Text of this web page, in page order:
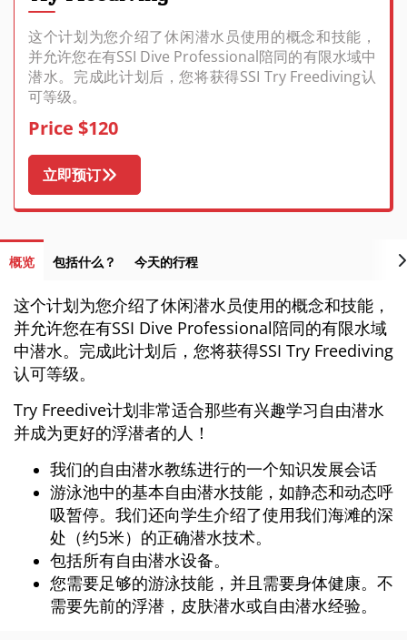
这个计划为您介绍了休闲潜水员使用的概念和技能，
并允许您在有SSI Dive Professional陪同的有限水域中
潜水。完成此计划后，您将获得SSI Try Freediving认
可等级。
Price $120
立即预订
概览 包括什么？ 今天的行程
这个计划为您介绍了休闲潜水员使用的概念和技能，
并允许您在有SSI Dive Professional陪同的有限水域
中潜水。完成此计划后，您将获得SSI Try Freediving
认可等级。
Try Freedive计划非常适合那些有兴趣学习自由潜水
并成为更好的浮潜者的人！
我们的自由潜水教练进行的一个知识发展会话
游泳池中的基本自由潜水技能，如静态和动态呼
吸暂停。我们还向学生介绍了使用我们海滩的深
处（约5米）的正确潜水技术。
包括所有自由潜水设备。
您需要足够的游泳技能，并且需要身体健康。不
需要先前的浮潜，皮肤潜水或自由潜水经验。